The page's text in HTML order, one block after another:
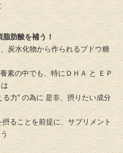
肪酸を補う！
炭水化物から作られるブドウ糖
素の中でも、特にＤＨＡ と ＥＰ
る力” の為に 是非、摂りたい成分
ることを前提に、サプリメント